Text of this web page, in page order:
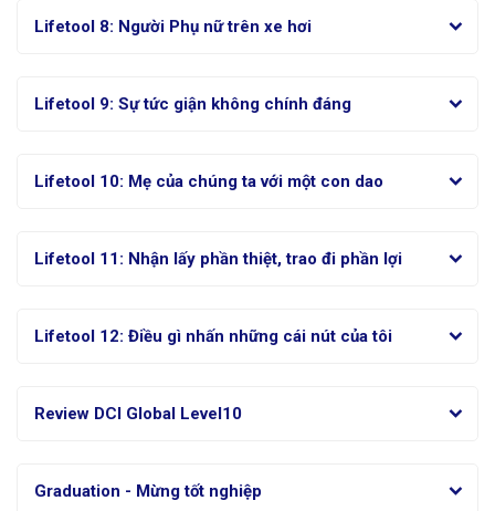
Lifetool 8: Người Phụ nữ trên xe hơi
Lifetool 9: Sự tức giận không chính đáng
Lifetool 10: Mẹ của chúng ta với một con dao
Lifetool 11: Nhận lấy phần thiệt, trao đi phần lợi
Lifetool 12: Điều gì nhấn những cái nút của tôi
Review DCI Global Level10
Graduation - Mừng tốt nghiệp